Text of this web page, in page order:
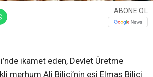
ABONE OL
ikamet eden, Devlet Üretme
merhum Ali Bilici’nin eşi Elmas Bilici